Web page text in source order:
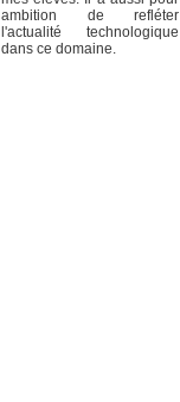
ambition de refléter
l'actualité technologique
dans ce domaine.